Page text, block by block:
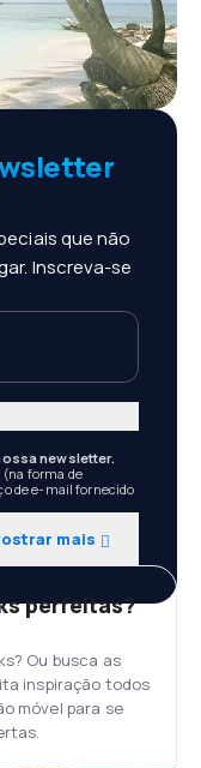
que não
Inscreva-se
newsletter.
forma de
de e-mail fornecido
mais
perfeitas?
Ou busca as
inspiração todos
móvel para se